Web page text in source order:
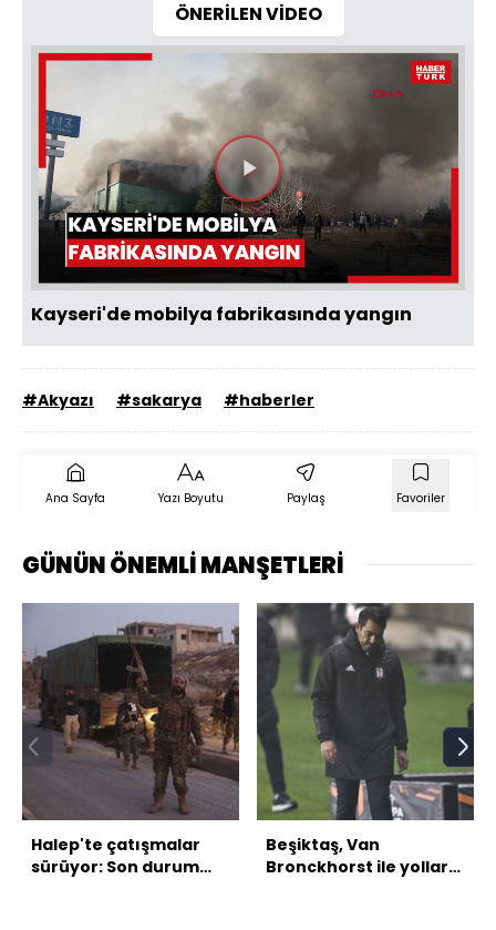
ÖNERİLEN VİDEO
Videoyu
Oynat
Kayseri'de mobilya fabrikasında yangın
#Akyazı #sakarya #haberler
Ana Sayfa Yazı Boyutu Paylaş Favoriler
GÜNÜN ÖNEMLİ MANŞETLERİ
Halep'te çatışmalar
sürüyor: Son durum
Beşiktaş, Van
Bronckhorst ile yolları